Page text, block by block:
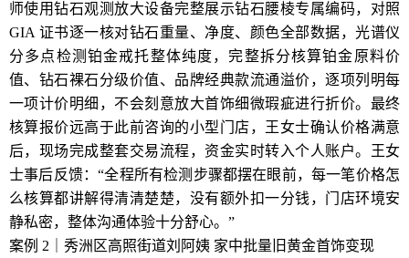
师使用钻石观测放大设备完整展示钻石腰棱专属编码，对照
GIA 证书逐一核对钻石重量、净度、颜色全部数据，光谱仪
分多点检测铂金戒托整体纯度，完整拆分核算铂金原料价
值、钻石裸石分级价值、品牌经典款流通溢价，逐项列明每
一项计价明细，不会刻意放大首饰细微瑕疵进行折价。最终
核算报价远高于此前咨询的小型门店，王女士确认价格满意
后，现场完成整套交易流程，资金实时转入个人账户。王女
士事后反馈：“全程所有检测步骤都摆在眼前，每一笔价格怎
么核算都讲解得清清楚楚，没有额外扣一分钱，门店环境安
静私密，整体沟通体验十分舒心。”
案例 2｜秀洲区高照街道刘阿姨 家中批量旧黄金首饰变现